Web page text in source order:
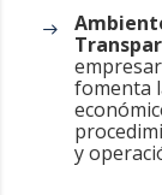
fomenta
y